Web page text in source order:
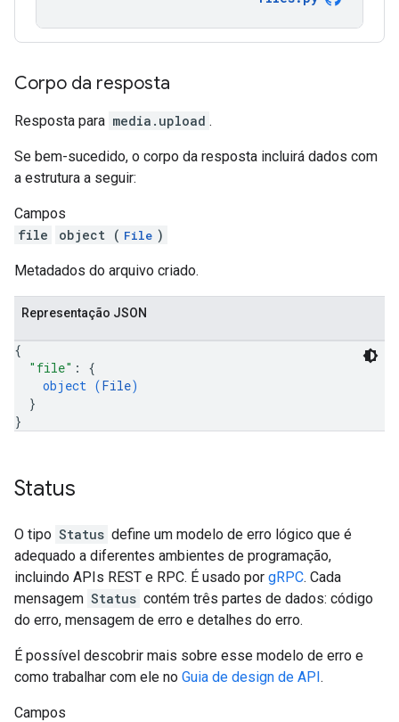
Corpo da resposta
Resposta para media.upload .
Se bem-sucedido, o corpo da resposta incluirá dados com
a estrutura a seguir:
Campos
file
object ( File )
Metadados do arquivo criado.
Representação JSON
{
"file" : {
object (File)
}
}
Status
O tipo Status define um modelo de erro lógico que é
adequado a diferentes ambientes de programação,
incluindo APIs REST e RPC. É usado por gRPC. Cada
mensagem Status contém três partes de dados: código
do erro, mensagem de erro e detalhes do erro.
É possível descobrir mais sobre esse modelo de erro e
como trabalhar com ele no Guia de design de API.
Campos